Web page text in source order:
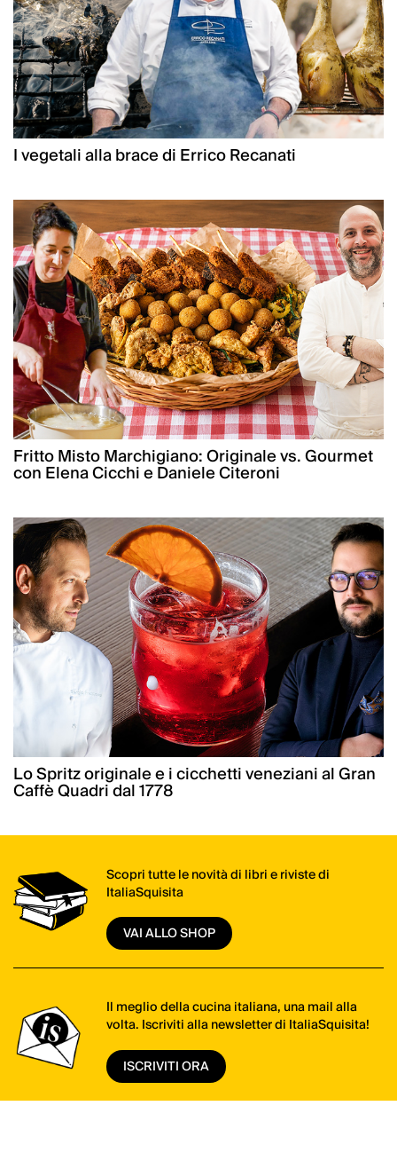
I vegetali alla brace di Errico Recanati
Fritto Misto Marchigiano: Originale vs. Gourmet
con Elena Cicchi e Daniele Citeroni
Lo Spritz originale e i cicchetti veneziani al Gran
Caffè Quadri dal 1778
Scopri tutte le novità di libri e riviste di
ItaliaSquisita
VAI ALLO SHOP
Il meglio della cucina italiana, una mail alla
volta. Iscriviti alla newsletter di ItaliaSquisita!
ISCRIVITI ORA